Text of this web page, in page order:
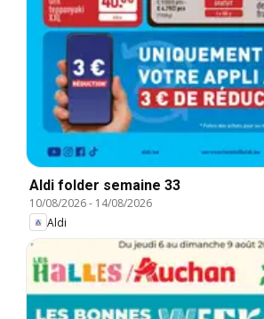
Aldi folder semaine 33
10/08/2026- 14/08/2026
Aldi